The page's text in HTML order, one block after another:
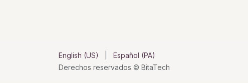
Derechos reservados © BitaTech
English (US)
Español (PA)